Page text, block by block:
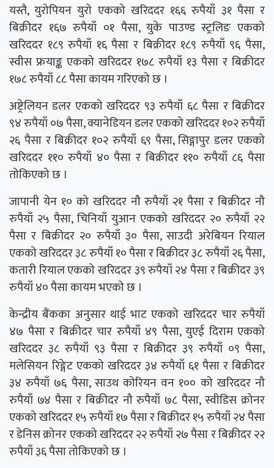
यस्तै, युरोपियन युरो एकको खरिददर १६६ रुपैयाँ ३१ पैसा र
बिक्रीदर १६७ रुपैयाँ ०१ पैसा, युके पाउण्ड स्ट्रलिङ एकको
खरिददर १८९ रुपैयाँ १६ पैसा र बिक्रीदर १८९ रुपैयाँ ९६ पैसा,
स्वीस फ्रयाङ्क एकको खरिददर १७८ रुपैयाँ १३ पैसा र बिक्रीदर
१७८ रुपैयाँ ८८ पैसा कायम गरिएको छ ।
अष्ट्रेलियन डलर एकको खरिददर ९३ रुपैयाँ ६८ पैसा र बिक्रीदर
९४ रुपैयाँ ०७ पैसा, क्यानेडियन डलर एकको खरिददर १०२ रुपैयाँ
२६ पैसा र बिक्रीदर १०२ रुपैयाँ ६९ पैसा, सिङ्गापुर डलर एकको
खरिददर ११० रुपैयाँ ४० पैसा र बिक्रीदर ११० रुपैयाँ ८६ पैसा
तोकिएको छ ।
जापानी येन १० को खरिददर नौ रुपैयाँ २१ पैसा र बिक्रीदर नौ
रुपैयाँ २५ पैसा, चिनियाँ युआन एकको खरिददर २० रुपैयाँ २२
पैसा र बिक्रीदर २० रुपैयाँ ३० पैसा, साउदी अरेबियन रियाल
एकको खरिददर ३८ रुपैयाँ १० पैसा र बिक्रीदर ३८ रुपैयाँ २६ पैसा,
कतारी रियाल एकको खरिददर ३९ रुपैयाँ २४ पैसा र बिक्रीदर ३९
रुपैयाँ ४० पैसा कायम भएको छ ।
केन्द्रीय बैंकका अनुसार थाई भाट एकको खरिददर चार रुपैयाँ
४७ पैसा र बिक्रीदर चार रुपैयाँ ४९ पैसा, युएई दिराम एकको
खरिददर ३८ रुपैयाँ ९३ पैसा र बिक्रीदर ३९ रुपैयाँ ०९ पैसा,
मलेसियन रिङ्गेट एकको खरिददर ३४ रुपैयाँ ६१ पैसा र बिक्रीदर
३४ रुपैयाँ ७६ पैसा, साउथ कोरियन वन १०० को खरिददर नौ
रुपैयाँ ७४ पैसा र बिक्रीदर नौ रुपैयाँ ७८ पैसा, स्वीडिस क्रोनर
एकको खरिददर १५ रुपैयाँ १७ पैसा र बिक्रीदर १५ रुपैयाँ २४ पैसा
र डेनिस क्रोनर एकको खरिददर २२ रुपैयाँ २७ पैसा र बिक्रीदर २२
रुपैयाँ ३६ पैसा तोकिएको छ ।